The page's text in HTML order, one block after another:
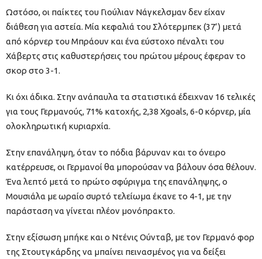
Ωστόσο, οι παίκτες του Γιούλιαν Νάγκελσμαν δεν είχαν
διάθεση για αστεία. Μία κεφαλιά του Σλότερμπεκ (37’) μετά
από κόρνερ του Μπράουν και ένα εύστοχο πέναλτι του
Χάβερτς στις καθυστερήσεις του πρώτου μέρους έφεραν το
σκορ στο 3-1.
Κι όχι άδικα. Στην ανάπαυλα τα στατιστικά έδειχναν 16 τελικές
για τους Γερμανούς, 71% κατοχής, 2,38 Xgoals, 6-0 κόρνερ, μία
ολοκληρωτική κυριαρχία.
Στην επανάληψη, όταν το πόδια βάρυναν και το όνειρο
κατέρρευσε, οι Γερμανοί θα μπορούσαν να βάλουν όσα θέλουν.
Ένα λεπτό μετά το πρώτο σφύριγμα της επανάληψης, ο
Μουσιάλα με ωραίο συρτό τελείωμα έκανε το 4-1, με την
παράσταση να γίνεται πλέον μονόπρακτο.
Στην εξίσωση μπήκε και ο Ντένις Ούνταβ, με τον Γερμανό φορ
της Στουτγκάρδης να μπαίνει πεινασμένος για να δείξει